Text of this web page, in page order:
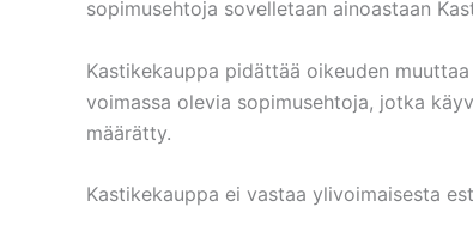
sopimusehtoja sovelletaan ainoastaan
Kastikekauppa pidättää oikeuden
voimassa olevia sopimusehtoja, jotka
määrätty.
Kastikekauppa ei vastaa ylivoimaisesta